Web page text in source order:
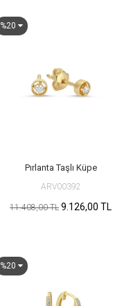
%20
Pırlanta Taşlı Küpe
ARV00392
11.408,00 TL 9.126,00 TL
%20